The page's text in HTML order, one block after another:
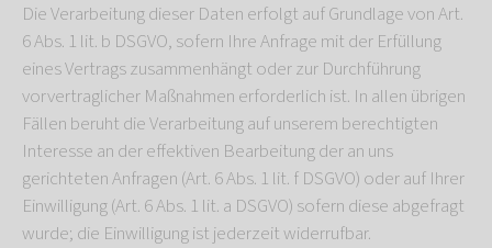
Die Verarbeitung dieser Daten erfolgt auf Grundlage von Art.
6 Abs. 1 lit. b DSGVO, sofern Ihre Anfrage mit der Erfüllung
eines Vertrags zusammenhängt oder zur Durchführung
vorvertraglicher Maßnahmen erforderlich ist. In allen übrigen
Fällen beruht die Verarbeitung auf unserem berechtigten
Interesse an der effektiven Bearbeitung der an uns
gerichteten Anfragen (Art. 6 Abs. 1 lit. f DSGVO) oder auf Ihrer
Einwilligung (Art. 6 Abs. 1 lit. a DSGVO) sofern diese abgefragt
wurde; die Einwilligung ist jederzeit widerrufbar.